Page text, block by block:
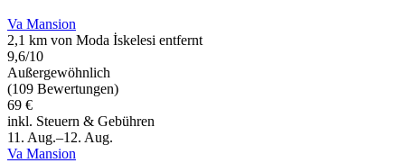
Va Mansion
2,1 km von Moda İskelesi entfernt
9,6/10
Außergewöhnlich
(109 Bewertungen)
69 €
inkl. Steuern & Gebühren
11. Aug.–12. Aug.
Va Mansion